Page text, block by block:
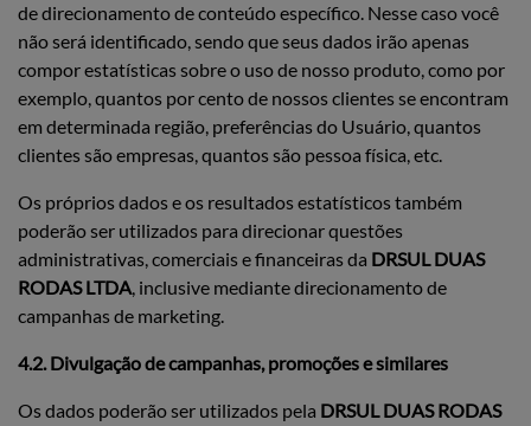
de direcionamento de conteúdo específico. Nesse caso você
não será identificado, sendo que seus dados irão apenas
compor estatísticas sobre o uso de nosso produto, como por
exemplo, quantos por cento de nossos clientes se encontram
em determinada região, preferências do Usuário, quantos
clientes são empresas, quantos são pessoa física, etc.
Os próprios dados e os resultados estatísticos também
poderão ser utilizados para direcionar questões
administrativas, comerciais e financeiras da DRSUL DUAS
RODAS LTDA, inclusive mediante direcionamento de
campanhas de marketing.
4.2. Divulgação de campanhas, promoções e similares
Os dados poderão ser utilizados pela DRSUL DUAS RODAS